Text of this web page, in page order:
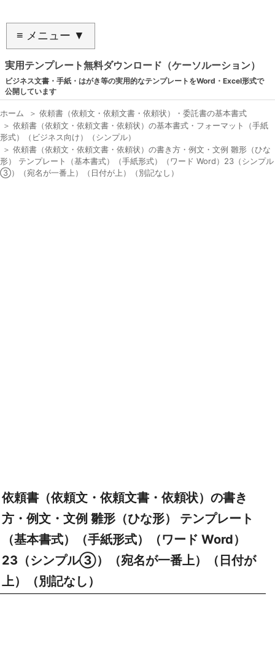
≡ メニュー ▼
実用テンプレート無料ダウンロード（ケーソルーション）
ビジネス文書・手紙・はがき等の実用的なテンプレートをWord・Excel形式で
公開しています
ホーム ＞ 依頼書（依頼文・依頼文書・依頼状）・委託書の基本書式
＞ 依頼書（依頼文・依頼文書・依頼状）の基本書式・フォーマット（手紙
形式）（ビジネス向け）（シンプル）
＞ 依頼書（依頼文・依頼文書・依頼状）の書き方・例文・文例 雛形（ひな
形） テンプレート（基本書式）（手紙形式）（ワード Word）23（シンプル
③）（宛名が一番上）（日付が上）（別記なし）
依頼書（依頼文・依頼文書・依頼状）の書き
方・例文・文例 雛形（ひな形） テンプレート
（基本書式）（手紙形式）（ワード Word）
23（シンプル③）（宛名が一番上）（日付が
上）（別記なし）